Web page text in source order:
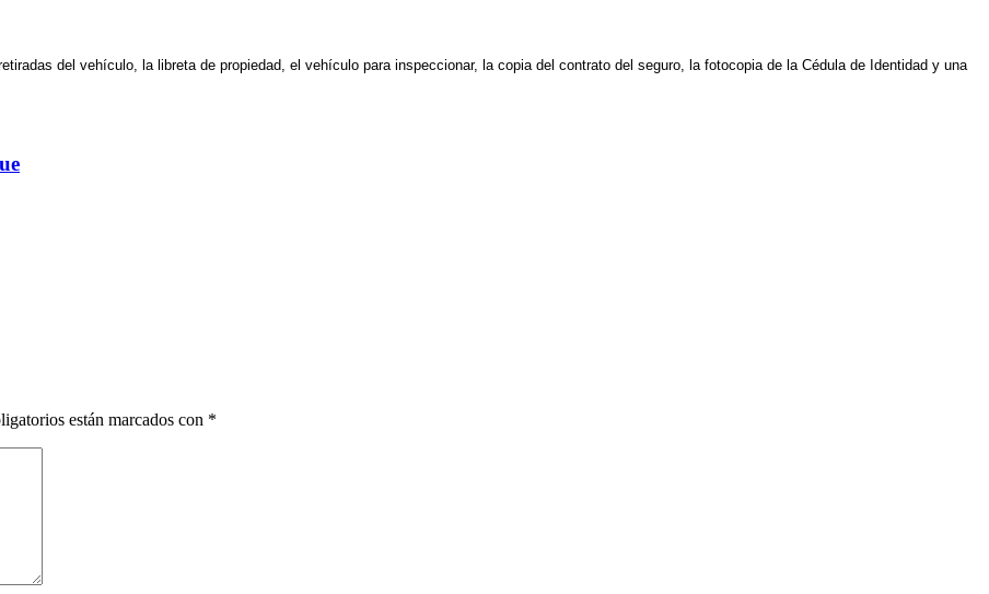
del vehículo, la libreta de propiedad, el vehículo para inspeccionar, la copia del contrato del seguro, la fotocopia de la Cédula de Identidad y una
están marcados con *